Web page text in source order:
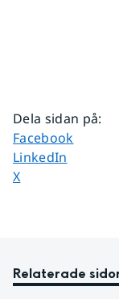
Dela sidan på:
Dela sidan på
Facebook
Dela sidan på
LinkedIn
Dela sidan på
X
Relaterade